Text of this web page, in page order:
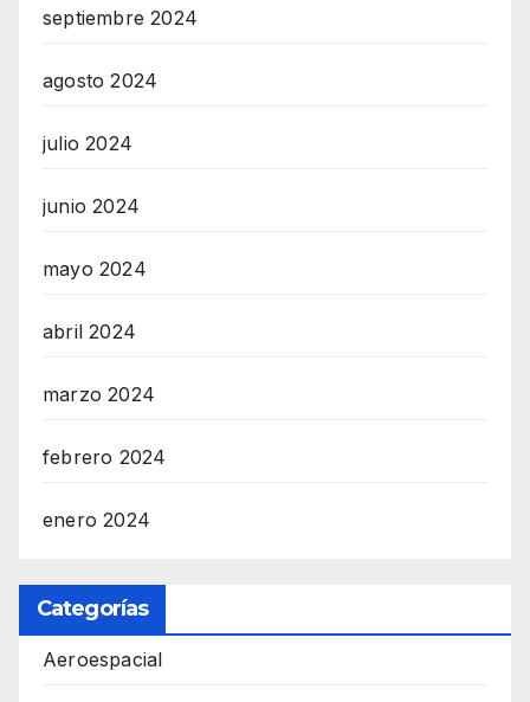
septiembre 2024
agosto 2024
julio 2024
junio 2024
mayo 2024
abril 2024
marzo 2024
febrero 2024
enero 2024
Categorías
Aeroespacial